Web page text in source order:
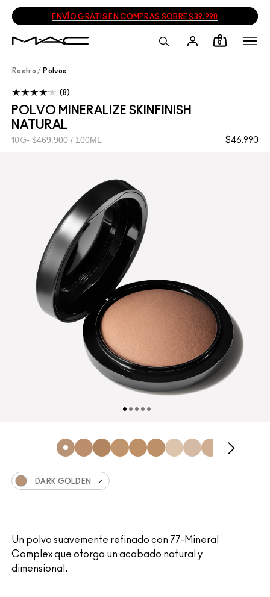
ENVÍO GRATIS EN COMPRAS SOBRE $39.990
0
Rostro / Polvos
POLVO MINERALIZE SKINFINISH
NATURAL
$46.990
10G $469.900 / 100ML
8
Un polvo suavemente refinado con 77-Mineral
Complex que otorga un acabado natural y
dimensional.
DARK GOLDEN